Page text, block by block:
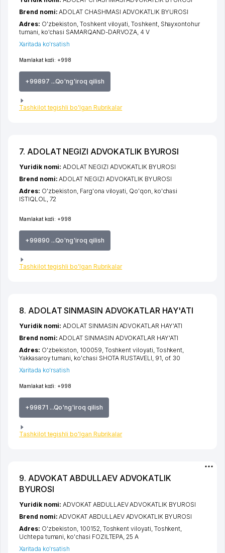
Mamlakat kodi: +998
+99897 ...Qo'ng'iroq qilish
Tashkilot tegishli bo'lgan Rubrikalar
Brend nomi:ADOLAT CHASHMASI ADVOKATLIK BYUROSI
Adres: O'zbekiston,Toshkent viloyati,Toshkent, Shayxontohur
tumani, ko'chasi SAMARQAND-DARVOZA, 4 V
Xaritada ko'rsatish
7. ADOLAT NEGIZI ADVOKATLIK BYUROSI
Mamlakat kodi: +998
+99890 ...Qo'ng'iroq qilish
Tashkilot tegishli bo'lgan Rubrikalar
Yuridik nomi:ADOLAT NEGIZI ADVOKATLIK BYUROSI
Brend nomi:ADOLAT NEGIZI ADVOKATLIK BYUROSI
Adres: O'zbekiston, Farg'ona viloyati, Qo'qon, ko'chasi
ISTIQLOL, 72
8. ADOLAT SINMASIN ADVOKATLAR HAY'ATI
Mamlakat kodi: +998
+99871 ...Qo'ng'iroq qilish
Tashkilot tegishli bo'lgan Rubrikalar
Yuridik nomi:ADOLAT SINMASIN ADVOKATLAR HAY'ATI
Brend nomi:ADOLAT SINMASIN ADVOKATLAR HAY'ATI
Adres: O'zbekiston, 100059, Toshkent viloyati, Toshkent,
Yakkasaroy tumani, ko'chasi SHOTA RUSTAVELI, 91, of. 30
Xaritada ko'rsatish
9. ADVOKAT ABDULLAEV ADVOKATLIK
BYUROSI
Yuridik nomi:ADVOKAT ABDULLAEV ADVOKATLIK BYUROSI
Brend nomi:ADVOKAT ABDULLAEV ADVOKATLIK BYUROSI
Adres: O'zbekiston, 100152, Toshkent viloyati Toshkent
Uchtepa tumani ko'chasi FOZILTEPA , 25 А
Xaritada ko'rsatish